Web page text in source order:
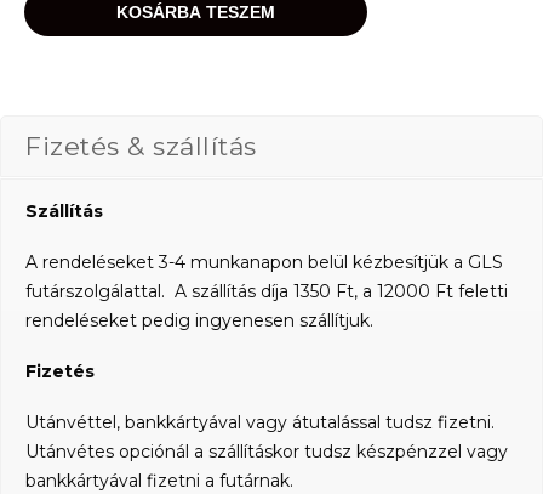
KOSÁRBA TESZEM
Fizetés & szállítás
Szállítás
A rendeléseket 3-4 munkanapon belül kézbesítjük a GLS
futárszolgálattal. A szállítás díja 1350 Ft, a 12000 Ft feletti
rendeléseket pedig ingyenesen szállítjuk.
Fizetés
Utánvéttel, bankkártyával vagy átutalással tudsz fizetni.
Utánvétes opciónál a szállításkor tudsz készpénzzel vagy
bankkártyával fizetni a futárnak.